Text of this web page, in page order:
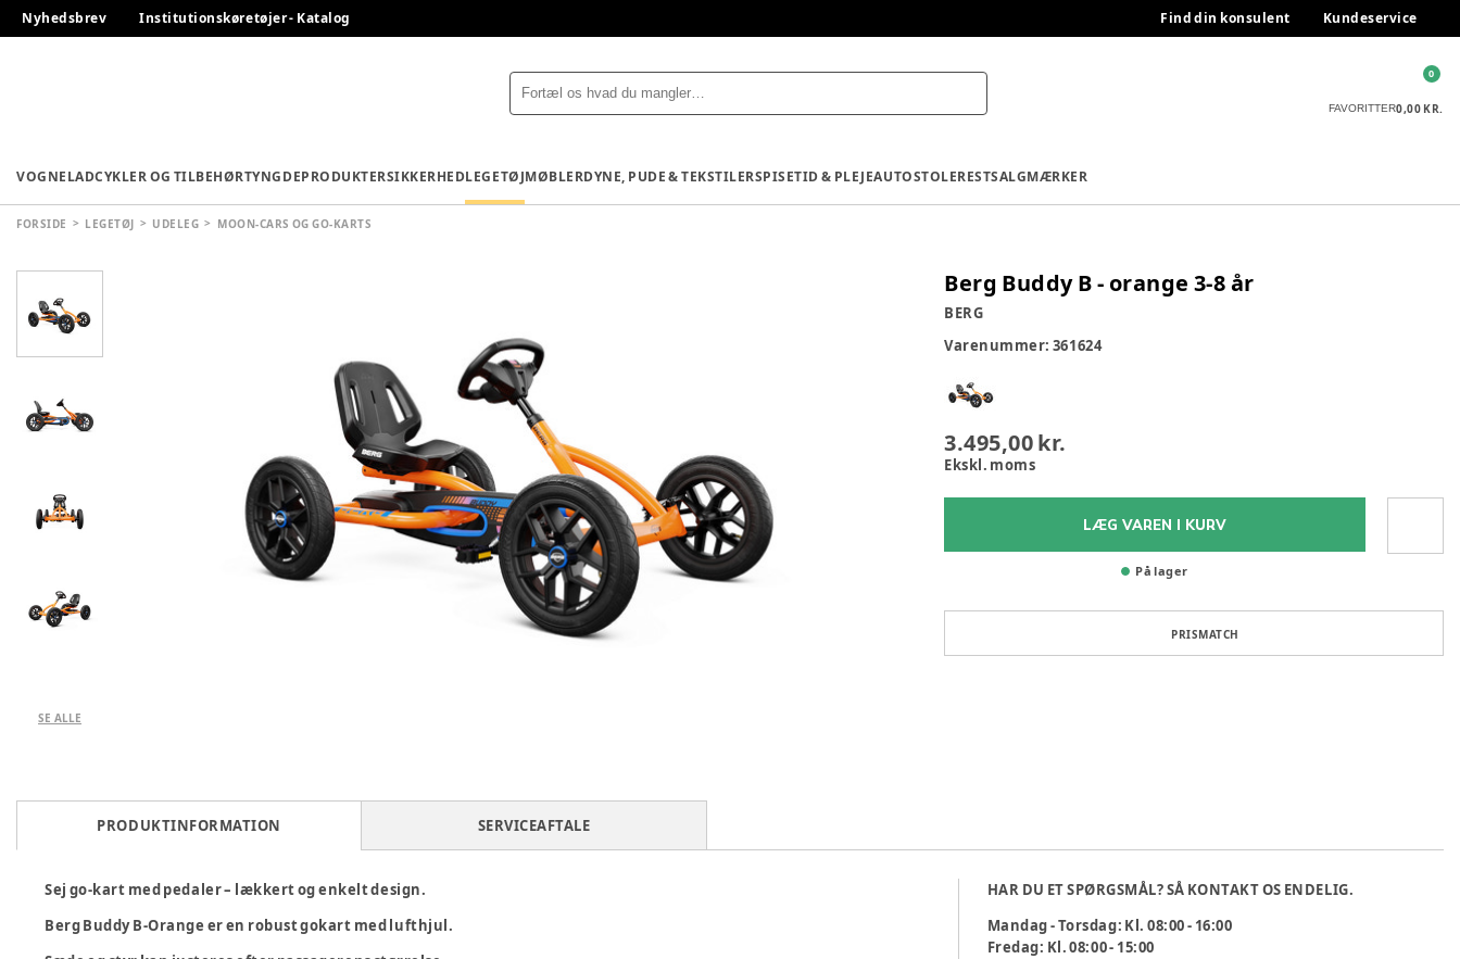
Nyhedsbrev Institutionskøretøjer - Katalog Find din konsulent Kundeservice
FAVORITTER0,00 KR.
0
VOGNELADCYKLER OG TILBEHØRTYNGDEPRODUKTERSIKKERHEDLEGETØJMØBLERDYNE, PUDE & TEKSTILERSPISETID & PLEJEAUTOSTOLERESTSALGMÆRKER
FORSIDE LEGETØJ UDELEG MOON-CARS OG GO-KARTS
SE ALLE
Berg Buddy B - orange 3-8 år
BERG
Varenummer: 361624
3.495,00 kr.
Ekskl. moms
LÆG VAREN I KURV
På lager
PRISMATCH
PRODUKTINFORMATION SERVICEAFTALE
Sej go-kart med pedaler – lækkert og enkelt design.
Berg Buddy B-Orange er en robust gokart med lufthjul.
HAR DU ET SPØRGSMÅL? SÅ KONTAKT OS ENDELIG.
Mandag - Torsdag: Kl. 08:00 - 16:00
Fredag: Kl. 08:00 - 15:00